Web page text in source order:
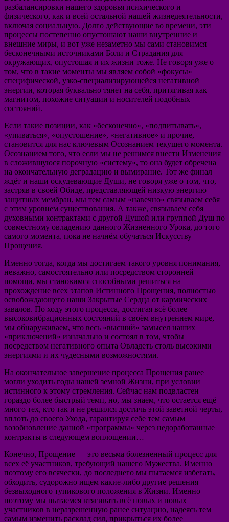
разбалансировки нашего здоровья психического и
физического, как и всей остальной нашей жизнедеятельности,
включая социальную. Долго действующие во времени, эти
процессы постепенно опустошают наши внутренние и
внешние миры, и вот уже незаметно мы сами становимся
бесконечными источниками Боли и Страдания для
окружающих, опустошая и их жизни тоже. Не говоря уже о
том, что в такие моменты мы являем собой «фокусы»
специфической, узко-специализирующейся негативной
энергии, которая буквально тянет на себя, притягивая как
магнитом, похожие ситуации и носителей подобных
состояний.
Если такие позиции, как «бесконечно», «подпитывать»,
«упиваться», «опустошение», «негативное» и прочие,
становится для нас ключевым Осознанием текущего момента.
Осознанием того, что если мы не решимся внести Изменения
в сложившуюся порочную «систему», то она будет обречена
на окончательную деградацию и вымирание. Тот же финал
ждёт и наши оскудевающие Души, не говоря уже о том, что,
застряв в своей Обиде, представляющей низкую энергию
защитных мембран, мы тем самым «навечно» связываем себя
с этим уровнем существования. А также, связываем себя
духовными контрактами с другой Душой или группой Душ по
совместному овладению данного Жизненного Урока, до того
самого момента, пока не начнём обучаться Искусству
Прощения.
Именно тогда, когда мы достигаем такого уровня понимания,
неважно, самостоятельно или посредством сторонней
помощи, мы становимся способными решиться на
прохождение всех этапов Истинного Прощения, полностью
освобождающего наши Закрытые Сердца от кармических
завалов. По ходу этого процесса, достигая всё более
высоковибрационных состояний в своём внутреннем мире,
мы обнаруживаем, что весь «высший» замысел наших
«приключений» изначально и состоял в том, чтобы
посредством негативного опыта Овладеть столь высокими
энергиями и их чудесными возможностями.
На окончательное завершение процесса Прощения ранее
могли уходить годы нашей земной Жизни, при условии
истинного к этому стремления. Сейчас нам подвластен
гораздо более быстрый темп, но, мы знаем, что остается ещё
много тех, кто так и не решился достичь этой заветной черты,
вплоть до своего Ухода, гарантируя себе тем самым
возобновление данной «программы» через недоработанные
контракты в следующем воплощении…
Конечно, Прощение — это весьма болезненный процесс для
всех её участников, требующий нашего Мужества. Именно
поэтому его всячески, до последнего мы пытаемся избегать,
обходить, судорожно ищем какие-либо другие решения
безвыходного тупикового положения в Жизни. Именно
поэтому мы пытаемся втягивать всё новых и новых
участников в неразрешенную ранее ситуацию, надеясь тем
самым изменить расклад сил, прикрыться их более